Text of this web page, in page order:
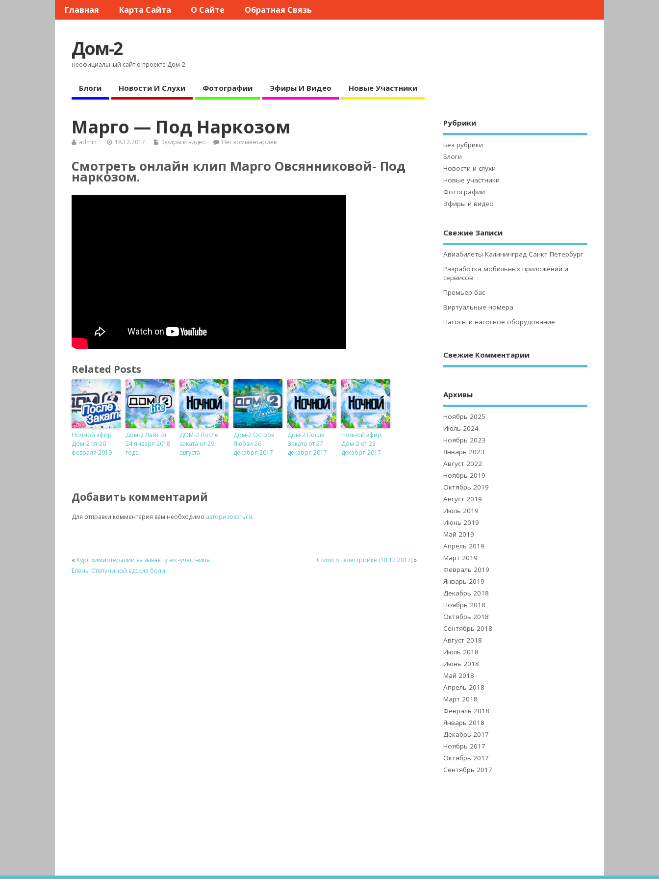
Главная Карта Сайта О Сайте Обратная Связь
Дом-2
неофициальный сайт о проекте Дом-2
Блоги Новости И Слухи Фотографии Эфиры И Видео Новые Участники
Марго — Под Наркозом
admin 18.12.2017 Эфиры и видео Нет комментариев
Смотреть онлайн клип Марго Овсянниковой- Под
наркозом.
Related Posts
Ночной эфир
Дом-2 от 20
февраля 2019
Дом-2 Лайт от
24 января 2018
года.
ДОМ-2 После
заката от 29
августа
Дом-2 Остров
Любви 26
декабря 2017
Дом-2 После
Заката от 27
декабря 2017
Ночной эфир
Дом-2 от 23
декабря 2017
Добавить комментарий
Для отправки комментария вам необходимо авторизоваться.
« Курс химиотерапии вызывает у экс-участницы
Елены Степуниной адские боли
Стихи о телестройке (18.12.2017)»
Рубрики
Без рубрики
Блоги
Новости и слухи
Новые участники
Фотографии
Эфиры и видео
Свежие Записи
Авиабилеты Калининград Санкт Петербург
Разработка мобильных приложений и
сервисов
Премьер-бас
Виртуальные номера
Насосы и насосное оборудование
Свежие Комментарии
Архивы
Ноябрь 2025
Июль 2024
Ноябрь 2023
Январь 2023
Август 2022
Ноябрь 2019
Октябрь 2019
Август 2019
Июль 2019
Июнь 2019
Май 2019
Апрель 2019
Март 2019
Февраль 2019
Январь 2019
Декабрь 2018
Ноябрь 2018
Октябрь 2018
Сентябрь 2018
Август 2018
Июль 2018
Июнь 2018
Май 2018
Апрель 2018
Март 2018
Февраль 2018
Январь 2018
Декабрь 2017
Ноябрь 2017
Октябрь 2017
Сентябрь 2017